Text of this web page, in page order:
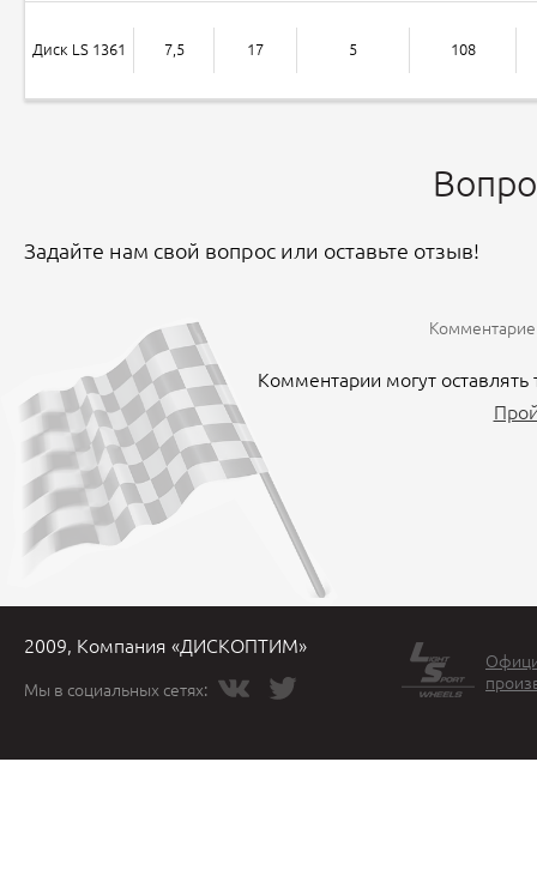
Диск LS 1361 7,5 17 5 108
Задайте нам свой вопрос или оставьте отзыв!
Комментарии могут
2009, Компания «ДИСКОПТИМ»
Мы в социальных сетях: